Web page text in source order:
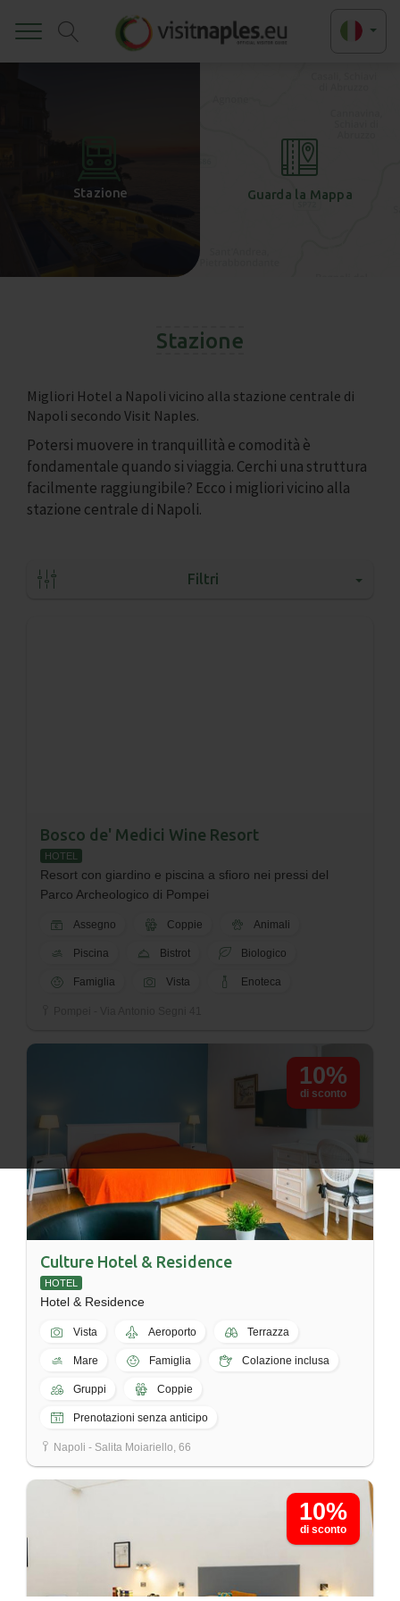
Stazione Guarda la Mappa
Stazione
Migliori Hotel a Napoli vicino alla stazione centrale di
Napoli secondo Visit Naples.
Potersi muovere in tranquillità e comodità è
fondamentale quando si viaggia. Cerchi una struttura
facilmente raggiungibile? Ecco i migliori vicino alla
stazione centrale di Napoli.
Filtri
Bosco de' Medici Wine Resort
HOTEL
Resort con giardino e piscina a sfioro nei pressi del
Parco Archeologico di Pompei
Assegno Coppie Animali
Piscina Bistrot Biologico
Famiglia Vista Enoteca
10%
di sconto
Culture Hotel & Residence
HOTEL
Hotel & Residence
Vista Aeroporto Terrazza
Mare Famiglia Colazione inclusa
Gruppi Coppie
Prenotazioni senza anticipo
Napoli - Salita Moiariello, 66
10%
di sconto